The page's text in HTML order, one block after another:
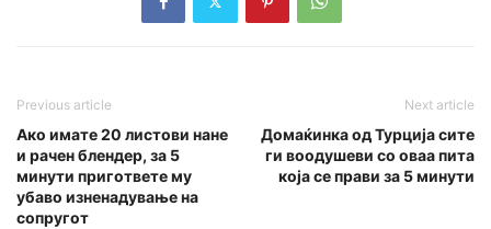
Previous article
Ако имате 20 листови нане
и рачен блендер, за 5
минути пригответе му
убаво изненадување на
сопругот
Next article
Домаќинка од Турција сите
ги воодушеви со оваа пита
која се прави за 5 минути